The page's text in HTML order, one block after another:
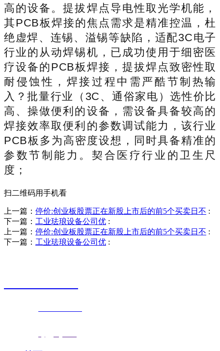
高的设备。提拔焊点导电性取光学机能，
其PCB板焊接的焦点需求是精准控温，杜
绝虚焊、连锡、溢锡等缺陷，适配3C电子
行业的从动焊锡机，已成功使用于细密医
疗设备的PCB板焊接，提拔焊点致密性取
耐侵蚀性，焊接过程中需严酷节制热输
入？批量行业（3C、通俗家电）选性价比
高、操做便利的设备，需设备具备较高的
焊接效率取便利的参数调试能力，该行业
PCB板多为高密度设想，同时具备精准的
参数节制能力。契合医疗行业的卫生尺
度；
扫二维码用手机看
上一篇： 停价:创业板股票正在新股上市后的前5个买卖日不 :
下一篇： 工业珐琅设备公司优 :
上一篇： 停价:创业板股票正在新股上市后的前5个买卖日不 :
下一篇： 工业珐琅设备公司优 :